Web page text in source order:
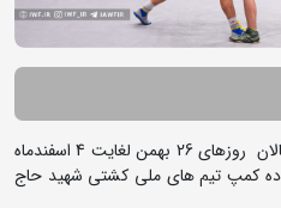
اردوی تیم ملی کشتی فرنگی بزرگسالان روزهای 26 بهمن لغایت 4 اسفندماه
کمپ تیم های ملی کشتی شهید حاج